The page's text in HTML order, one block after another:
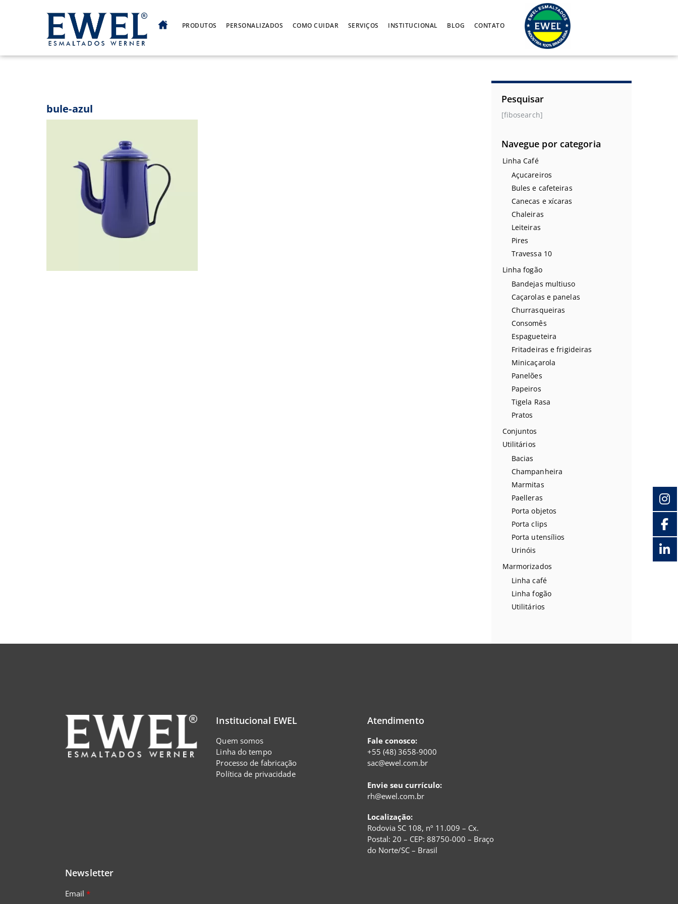
PRODUTOS PERSONALIZADOS COMO CUIDAR SERVIÇOS INSTITUCIONAL BLOG CONTATO
bule-azul
Pesquisar
[fibosearch]
Navegue por categoria
Linha Café
Açucareiros
Bules e cafeteiras
Canecas e xícaras
Chaleiras
Leiteiras
Pires
Travessa 10
Linha fogão
Bandejas multiuso
Caçarolas e panelas
Churrasqueiras
Consomês
Espagueteira
Fritadeiras e frigideiras
Minicaçarola
Panelões
Papeiros
Tigela Rasa
Pratos
Conjuntos
Utilitários
Bacias
Champanheira
Marmitas
Paelleras
Porta objetos
Porta clips
Porta utensílios
Urinóis
Marmorizados
Linha café
Linha fogão
Utilitários
Institucional EWEL
Quem somos
Linha do tempo
Processo de fabricação
Política de privacidade
Atendimento
Fale conosco:
+55 (48) 3658-9000
sac@ewel.com.br
Envie seu currículo:
rh@ewel.com.br
Localização:
Rodovia SC 108, nº 11.009 – Cx.
Postal: 20 – CEP: 88750-000 – Braço
do Norte/SC – Brasil
Newsletter
Email*